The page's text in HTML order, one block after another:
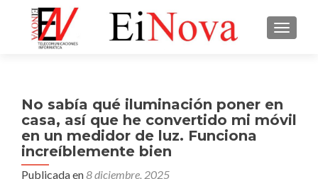
No sabía qué iluminación poner en
casa, así que he convertido mi móvil
en un medidor de luz. Funciona
increíblemente bien
Publicada en8 diciembre, 2025